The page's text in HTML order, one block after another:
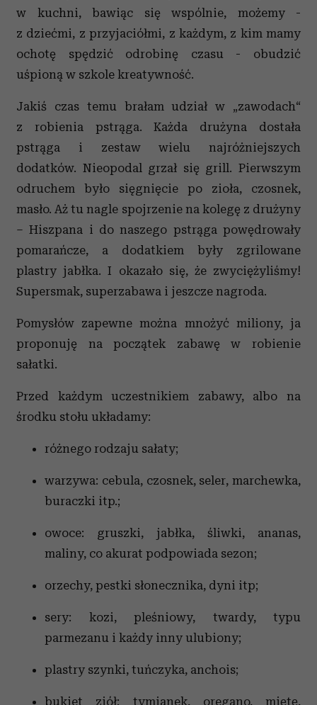
w kuchni, bawiąc się wspólnie, możemy -
z dziećmi, z przyjaciółmi, z każdym, z kim mamy
ochotę spędzić odrobinę czasu - obudzić
uśpioną w szkole kreatywność.
Jakiś czas temu brałam udział w „zawodach“
z robienia pstrąga. Każda drużyna dostała
pstrąga i zestaw wielu najróżniejszych
dodatków. Nieopodal grzał się grill. Pierwszym
odruchem było sięgnięcie po zioła, czosnek,
masło. Aż tu nagle spojrzenie na kolegę z drużyny
– Hiszpana i do naszego pstrąga powędrowały
pomarańcze, a dodatkiem były zgrilowane
plastry jabłka. I okazało się, że zwyciężyliśmy!
Supersmak, superzabawa i jeszcze nagroda.
Pomysłów zapewne można mnożyć miliony, ja
proponuję na początek zabawę w robienie
sałatki.
Przed każdym uczestnikiem zabawy, albo na
środku stołu układamy:
różnego rodzaju sałaty;
warzywa: cebula, czosnek, seler, marchewka,
buraczki itp.;
owoce: gruszki, jabłka, śliwki, ananas,
maliny, co akurat podpowiada sezon;
orzechy, pestki słonecznika, dyni itp;
sery: kozi, pleśniowy, twardy, typu
parmezanu i każdy inny ulubiony;
plastry szynki, tuńczyka, anchois;
bukiet ziół: tymianek, oregano, miętę,